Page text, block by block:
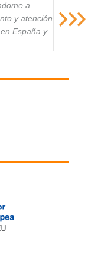
a
y atención
España y